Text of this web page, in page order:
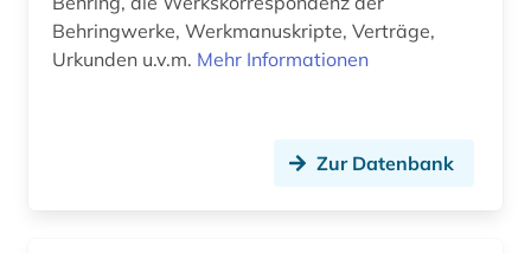
patent (4)
patentanmeldung (1)
Behringwerke, Werkmanuskripte, Verträge,
Urkunden u.v.m. Mehr Informationen
Zur Datenbank